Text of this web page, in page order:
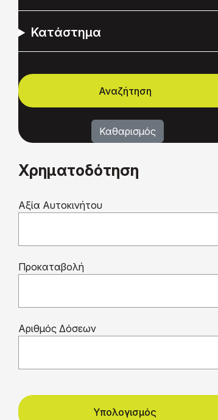
Κατάστημα
Χρηματοδότηση
Αξία Αυτοκινήτου
Προκαταβολή
Αριθμός Δόσεων
Υπολογισμός